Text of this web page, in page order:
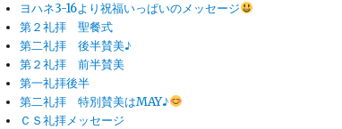
ヨハネ3-16より祝福いっぱいのメッセージ
第２礼拝 聖餐式
第二礼拝 後半賛美♪
第２礼拝 前半賛美
第一礼拝後半
第二礼拝 特別賛美はMAY♪
ＣＳ礼拝メッセージ